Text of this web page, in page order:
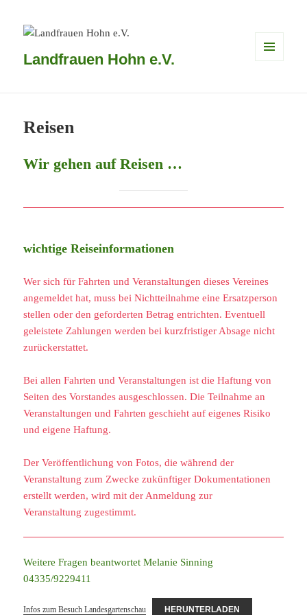
Landfrauen Hohn e.V.
Reisen
Wir gehen auf Reisen …
wichtige Reiseinformationen
Wer sich für Fahrten und Veranstaltungen dieses Vereines
angemeldet hat, muss bei Nichtteilnahme eine Ersatzperson
stellen oder den geforderten Betrag entrichten. Eventuell
geleistete Zahlungen werden bei kurzfristiger Absage nicht
zurückerstattet.
Bei allen Fahrten und Veranstaltungen ist die Haftung von
Seiten des Vorstandes ausgeschlossen. Die Teilnahme an
Veranstaltungen und Fahrten geschieht auf eigenes Risiko
und eigene Haftung.
Der Veröffentlichung von Fotos, die während der
Veranstaltung zum Zwecke zukünftiger Dokumentationen
erstellt werden, wird mit der Anmeldung zur
Veranstaltung zugestimmt.
Weitere Fragen beantwortet Melanie Sinning
04335/9229411
Infos zum Besuch Landesgartenschau HERUNTERLADEN